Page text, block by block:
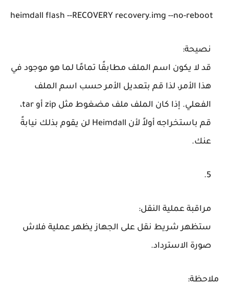
heimdall flash --RECOVERY recovery.img --no-reboot
نصيحة:
قد لا يكون اسم الملف مطابقًا تمامًا لما هو موجود في
هذا الأمر، لذا قم بتعديل الأمر حسب اسم الملف
الفعلي. إذا كان الملف ملف مضغوط مثل zip أو tar،
قم باستخراجه أولاً لأن Heimdall لن يقوم بذلك نيابةً
عنك.
مراقبة عملية النقل:
ستظهر شريط نقل على الجهاز يظهر عملية فلاش
صورة الاسترداد.
ملاحظة: